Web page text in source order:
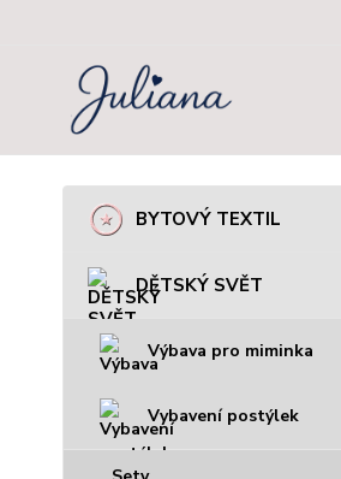
BYTOVÝ TEXTIL
DĚTSKÝ SVĚT
Výbava pro miminka
Vybavení postýlek